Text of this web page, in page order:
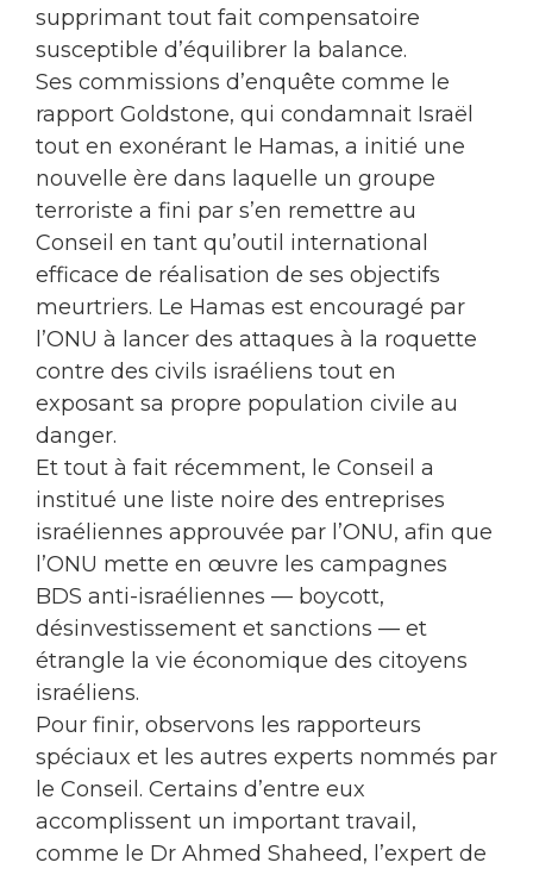
supprimant tout fait compensatoire
susceptible d’équilibrer la balance.
Ses commissions d’enquête comme le
rapport Goldstone, qui condamnait Israël
tout en exonérant le Hamas, a initié une
nouvelle ère dans laquelle un groupe
terroriste a fini par s’en remettre au
Conseil en tant qu’outil international
efficace de réalisation de ses objectifs
meurtriers. Le Hamas est encouragé par
l’ONU à lancer des attaques à la roquette
contre des civils israéliens tout en
exposant sa propre population civile au
danger.
Et tout à fait récemment, le Conseil a
institué une liste noire des entreprises
israéliennes approuvée par l’ONU, afin que
l’ONU mette en œuvre les campagnes
BDS anti-israéliennes — boycott,
désinvestissement et sanctions — et
étrangle la vie économique des citoyens
israéliens.
Pour finir, observons les rapporteurs
spéciaux et les autres experts nommés par
le Conseil. Certains d’entre eux
accomplissent un important travail,
comme le Dr Ahmed Shaheed, l’expert de